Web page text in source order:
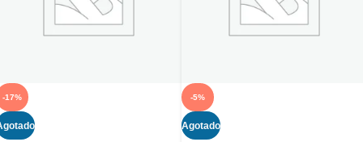
-17% -5%
Agotado